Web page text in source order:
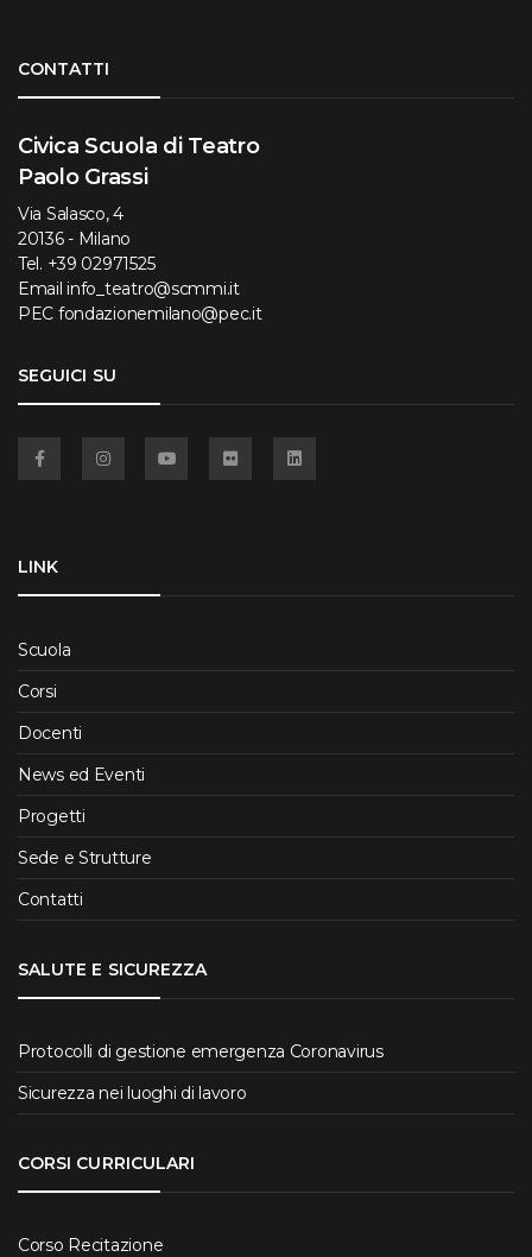
CONTATTI
Civica Scuola di Teatro
Paolo Grassi
Via Salasco, 4
20136 - Milano
Tel. +39 02971525
Email info_teatro@scmmi.it
PEC fondazionemilano@pec.it
SEGUICI SU
LINK
Scuola
Corsi
Docenti
News ed Eventi
Progetti
Sede e Strutture
Contatti
SALUTE E SICUREZZA
Protocolli di gestione emergenza Coronavirus
Sicurezza nei luoghi di lavoro
CORSI CURRICULARI
Corso Recitazione